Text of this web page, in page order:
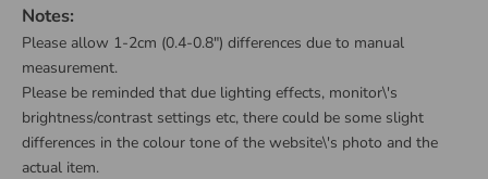
Notes:
Please allow 1-2cm (0.4-0.8") differences due to manual
measurement.
Please be reminded that due lighting effects, monitor\'s
brightness/contrast settings etc, there could be some slight
differences in the colour tone of the website\'s photo and the
actual item.